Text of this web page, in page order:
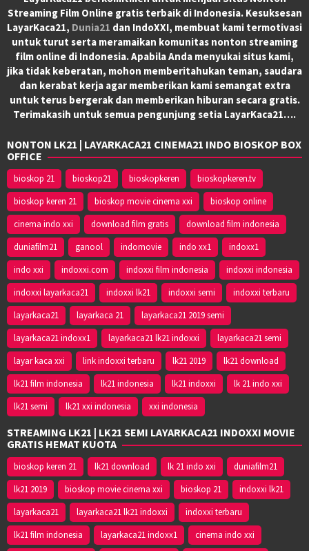
Streaming Film Online gratis terbaik di Indonesia. Kesuksesan
LayarKaca21, Dunia21 dan IndoXXI, membuat kami termotivasi
untuk turut serta meramaikan komunitas nonton streaming
film online di Indonesia. Apabila Anda menyukai situs kami,
jika tidak keberatan, mohon memberitahukan teman, saudara
dan kerabat kerja agar memberikan kami semangat extra
untuk terus bergerak dan memberikan hiburan secara gratis.
Terimakasih untuk semua pengunjung setia LayarKaca21….
NONTON LK21 | LAYARKACA21 CINEMA21 INDO BIOSKOP BOX
OFFICE
bioskop 21 bioskop21 bioskopkeren
bioskopkeren.tv
bioskop keren 21
bioskop movie cinema xxi
bioskop online
cinema indo xxi
download film gratis
download film indonesia
duniafilm21
ganool indomovie indo xx1
indoxx1
indo xxi
indoxxi.com indoxxi film indonesia
indoxxi indonesia
indoxxi layarkaca21
indoxxi lk21 indoxxi semi
indoxxi terbaru
layarkaca21
layarkaca 21
layarkaca21 2019 semi
layarkaca21 indoxx1
layarkaca21 lk21 indoxxi
layarkaca21 semi
layar kaca xxi
link indoxxi terbaru lk21 2019
lk21 download
lk21 film indonesia
lk21 indonesia lk21 indoxxi
lk 21 indo xxi
lk21 semi
lk21 xxi indonesia xxi indonesia
STREAMING LK21 | LK21 SEMI LAYARKACA21 INDOXXI MOVIE
GRATIS HEMAT KUOTA
bioskop keren 21 lk21 download lk 21 indo xxi
duniafilm21
lk21 2019
bioskop movie cinema xxi bioskop 21
indoxxi lk21
layarkaca21
layarkaca21 lk21 indoxxi
indoxxi terbaru
lk21 film indonesia
layarkaca21 indoxx1 cinema indo xxi